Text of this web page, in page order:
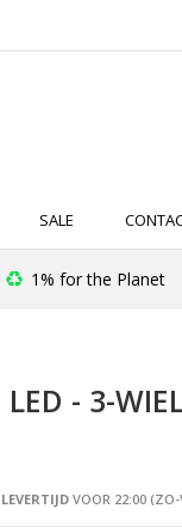
SALE
1% for the Planet
- 3-
LEVERTIJDVOOR 22:00 (ZO-